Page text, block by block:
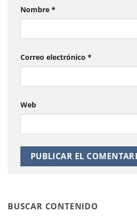
Nombre *
Correo electrónico *
Web
BUSCAR CONTENIDO